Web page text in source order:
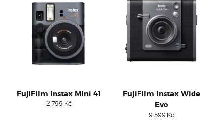
FujiFilm Instax Mini 41
2 799 Kč
FujiFilm Instax Wide
Evo
9 599 Kč